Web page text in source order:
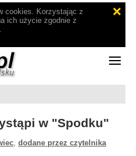
cookies. Korzystając z
ich użycie zgodnie z
w "Spodku"
,dodane przez czytelnika